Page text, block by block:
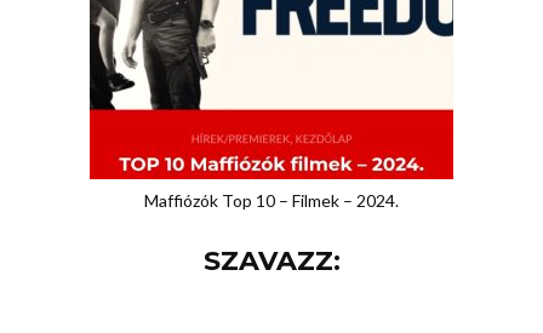
Maffiózók Top 10 – Filmek – 2024.
SZAVAZZ: